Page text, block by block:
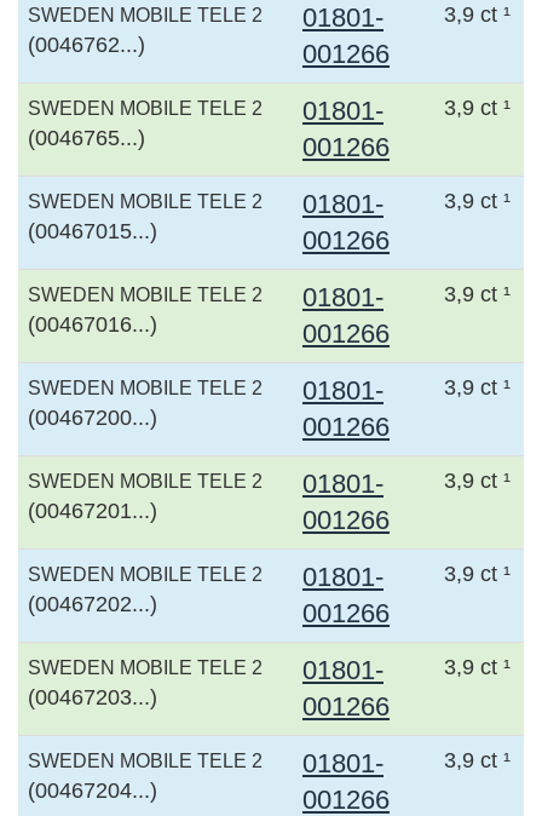
SWEDEN MOBILE TELE 2
(0046762...)
01801-
001266
3,9 ct ¹
SWEDEN MOBILE TELE 2
(0046765...)
01801-
001266
3,9 ct ¹
SWEDEN MOBILE TELE 2
(00467015...)
01801-
001266
3,9 ct ¹
SWEDEN MOBILE TELE 2
(00467016...)
01801-
001266
3,9 ct ¹
SWEDEN MOBILE TELE 2
(00467200...)
01801-
001266
3,9 ct ¹
SWEDEN MOBILE TELE 2
(00467201...)
01801-
001266
3,9 ct ¹
SWEDEN MOBILE TELE 2
(00467202...)
01801-
001266
3,9 ct ¹
SWEDEN MOBILE TELE 2
(00467203...)
01801-
001266
3,9 ct ¹
SWEDEN MOBILE TELE 2
(00467204...)
01801-
001266
3,9 ct ¹